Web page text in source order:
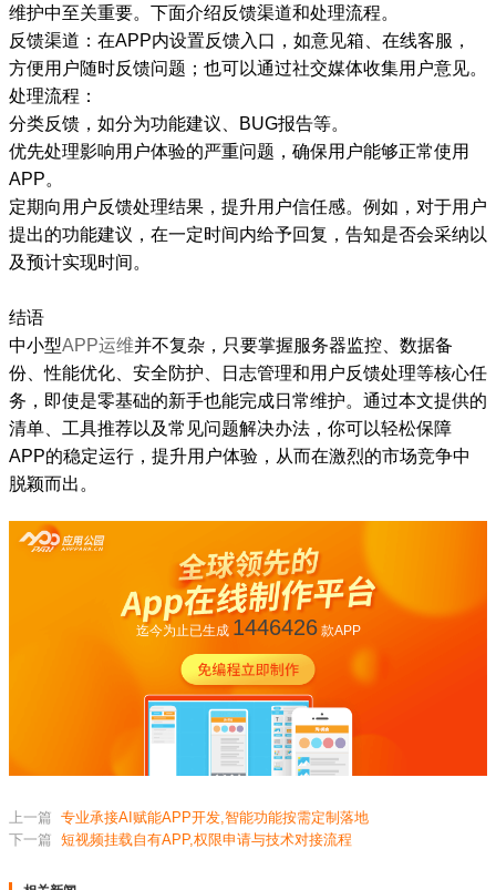
维护中至关重要。下面介绍反馈渠道和处理流程。
反馈渠道：在APP内设置反馈入口，如意见箱、在线客服，
方便用户随时反馈问题；也可以通过社交媒体收集用户意见。
处理流程：
分类反馈，如分为功能建议、BUG报告等。
优先处理影响用户体验的严重问题，确保用户能够正常使用
APP。
定期向用户反馈处理结果，提升用户信任感。例如，对于用户
提出的功能建议，在一定时间内给予回复，告知是否会采纳以
及预计实现时间。
结语
中小型APP运维并不复杂，只要掌握服务器监控、数据备
份、性能优化、安全防护、日志管理和用户反馈处理等核心任
务，即使是零基础的新手也能完成日常维护。通过本文提供的
清单、工具推荐以及常见问题解决办法，你可以轻松保障
APP的稳定运行，提升用户体验，从而在激烈的市场竞争中
脱颖而出。
迄今为止已生成 1446426款APP
上一篇 专业承接AI赋能APP开发,智能功能按需定制落地
下一篇 短视频挂载自有APP,权限申请与技术对接流程